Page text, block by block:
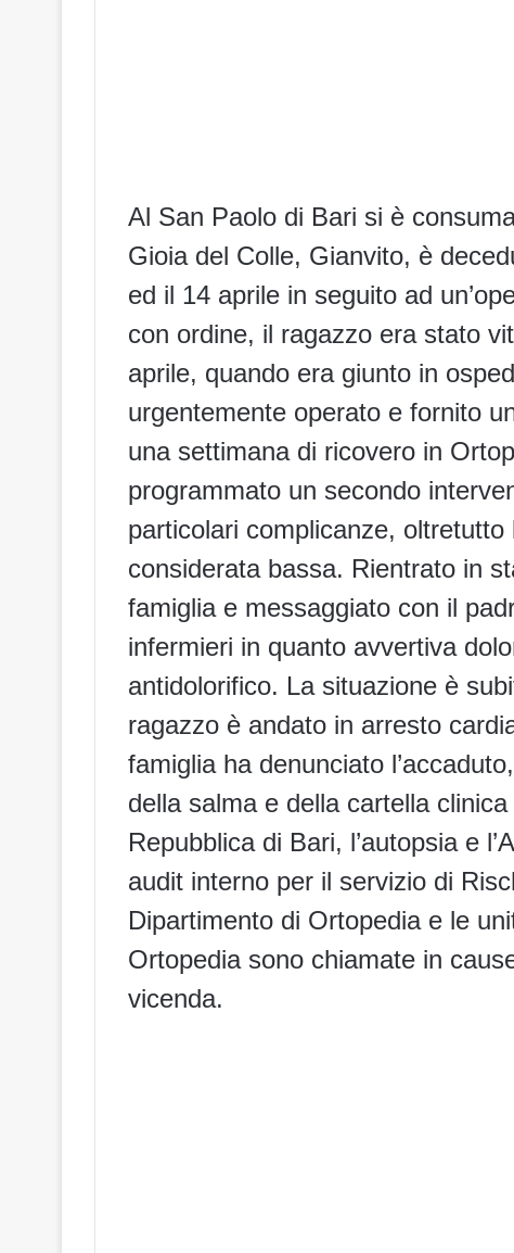
Al San Paolo di Bari si è
Gioia del Colle, Gianvito, è
ed il 14 aprile in seguito ad
con ordine, il ragazzo era stato
aprile, quando era giunto in
urgentemente operato e fornito
una settimana di ricovero in
programmato un secondo
particolari complicanze,
considerata bassa. Rientrato in
famiglia e messaggiato con il
infermieri in quanto avvertiva
antidolorifico. La situazione è
ragazzo è andato in arresto
famiglia ha denunciato
della salma e della cartella
Repubblica di Bari, l’autopsia e
audit interno per il servizio di
Dipartimento di Ortopedia e le
Ortopedia sono chiamate in
vicenda.